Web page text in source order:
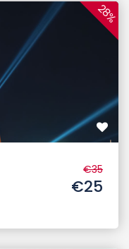
28%
€35
€25